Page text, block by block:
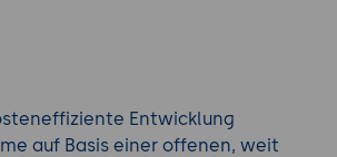
Entwicklung
auf Basis einer offenen, weit